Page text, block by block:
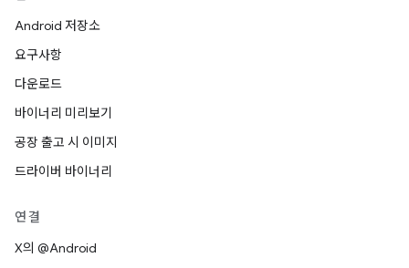
Android 저장소
요구사항
다운로드
바이너리 미리보기
공장 출고 시 이미지
드라이버 바이너리
연결
X의 @Android